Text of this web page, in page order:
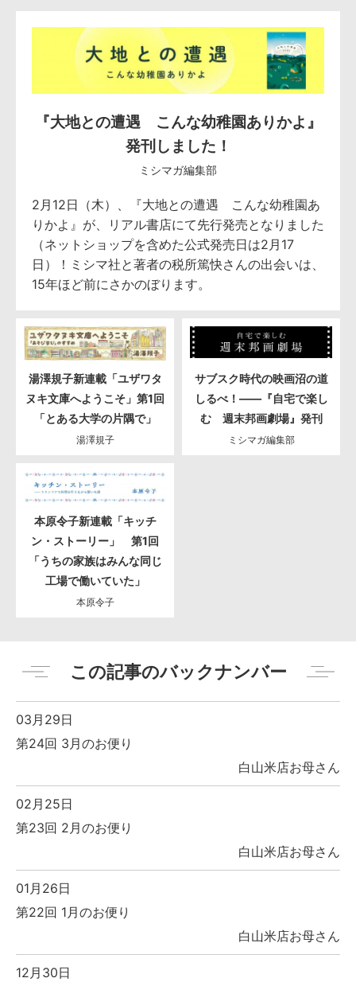
『大地との遭遇 こんな幼稚園ありかよ』
発刊しました！
ミシマガ編集部
2月12日（木）、『大地との遭遇 こんな幼稚園あ
りかよ』が、リアル書店にて先行発売となりました
（ネットショップを含めた公式発売日は2月17
日）！ミシマ社と著者の税所篤快さんの出会いは、
15年ほど前にさかのぼります。
湯澤規子新連載「ユザワタ
ヌキ文庫へようこそ」第1回
「とある大学の片隅で」
湯澤規子
サブスク時代の映画沼の道
しるべ！――『自宅で楽し
む 週末邦画劇場』発刊
ミシマガ編集部
本原令子新連載「キッチ
ン・ストーリー」 第1回
「うちの家族はみんな同じ
工場で働いていた」
本原令子
この記事のバックナンバー
03月29日
第24回 3月のお便り
白山米店お母さん
02月25日
第23回 2月のお便り
白山米店お母さん
01月26日
第22回 1月のお便り
白山米店お母さん
12月30日